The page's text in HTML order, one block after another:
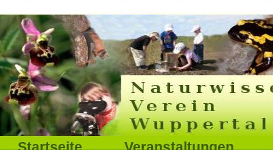
Direkt
zum
Inhalt
|
Direkt
Interna